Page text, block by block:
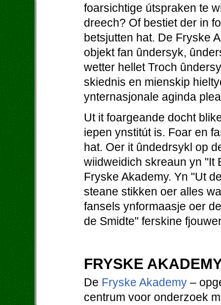
foarsichtige útspraken te
dreech? Of bestiet der in
betsjutten hat. De Fryske
objekt fan ûndersyk,
wetter hellet Troch
skiednis en mienskip
ynternasjonale aginda
Ut it foargeande docht
iepen ynstitút is. Foar en
hat. Oer it ûndedrsykl op
wiidweidich skreaun yn "It
Fryske Akademy. Yn "Ut
steane stikken oer alles
fansels ynformaasje oer
de Smidte" ferskine
FRYSKE
De Fryske Akademy –
centrum voor onderzoek